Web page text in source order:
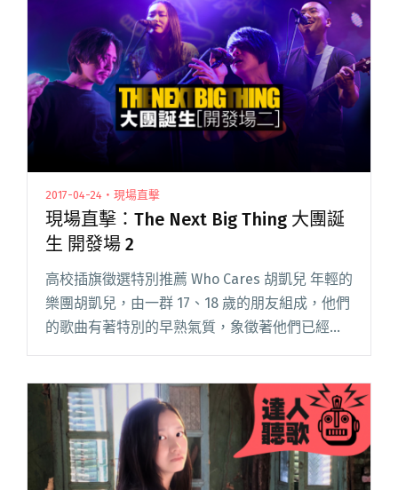
文陳述外在事閱讀全文 "混合台語、英文雙聲道
TzChien慈謙溫柔釋出全新單曲〈無窗的房間〉"
2017-04-24・現場直擊
現場直擊：The Next Big Thing 大團誕
生 開發場 2
高校插旗徵選特別推薦 Who Cares 胡凱兒 年輕的
樂團胡凱兒，由一群 17、18 歲的朋友組成，他們
的歌曲有著特別的早熟氣質，象徵著他們已經準
備好用音樂和群眾溝通。雖然主唱很懊惱演出的
動觀眾。閱讀全文 "現場直擊：The Next Big
Thing 大團誕生 開發場 2"